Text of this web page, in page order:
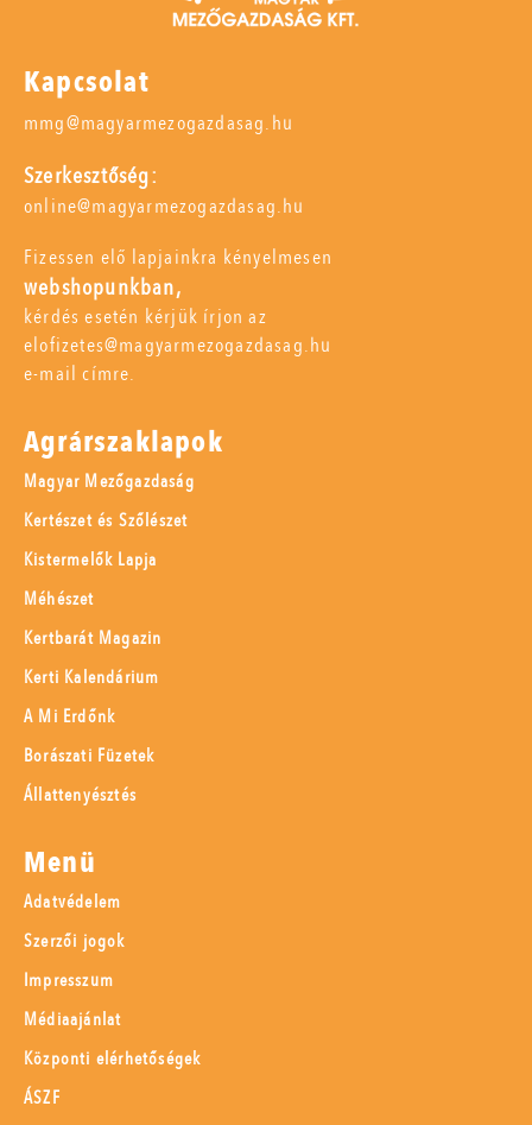
Kapcsolat
mmg@magyarmezogazdasag.hu
Szerkesztőség:
online@magyarmezogazdasag.hu
Fizessen elő lapjainkra kényelmesen
webshopunkban,
kérdés esetén kérjük írjon az
elofizetes@magyarmezogazdasag.hu
e-mail címre.
Agrárszaklapok
Magyar Mezőgazdaság
Kertészet és Szőlészet
Kistermelők Lapja
Méhészet
Kertbarát Magazin
Kerti Kalendárium
A Mi Erdőnk
Borászati Füzetek
Állattenyésztés
Menü
Adatvédelem
Szerzői jogok
Impresszum
Médiaajánlat
Központi elérhetőségek
ÁSZF